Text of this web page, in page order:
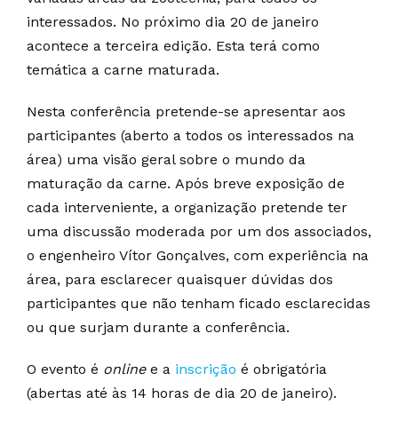
interessados. No próximo dia 20 de janeiro
acontece a terceira edição. Esta terá como
temática a carne maturada.
Nesta conferência pretende-se apresentar aos
participantes (aberto a todos os interessados na
área) uma visão geral sobre o mundo da
maturação da carne. Após breve exposição de
cada interveniente, a organização pretende ter
uma discussão moderada por um dos associados,
o engenheiro Vítor Gonçalves, com experiência na
área, para esclarecer quaisquer dúvidas dos
participantes que não tenham ficado esclarecidas
ou que surjam durante a conferência.
O evento é online e a inscrição é obrigatória
(abertas até às 14 horas de dia 20 de janeiro).